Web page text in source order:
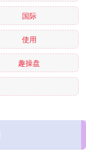
国际
使用
趣操盘